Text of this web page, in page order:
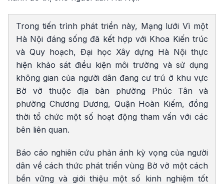
Trong tiến trình phát triển này, Mạng lưới Vì một
Hà Nội đáng sống đã kết hợp với Khoa Kiến trúc
và Quy hoạch, Đại học Xây dựng Hà Nội thực
hiện khảo sát điều kiện môi trường và sử dụng
không gian của người dân đang cư trú ở khu vực
Bờ vở thuộc địa bàn phường Phúc Tân và
phường Chương Dương, Quận Hoàn Kiếm, đồng
thời tổ chức một số hoạt động tham vấn với các
bên liên quan.
Báo cáo nghiên cứu phản ánh kỳ vọng của người
dân về cách thức phát triển vùng Bờ vở một cách
bền vững và giới thiệu một số kinh nghiệm tốt